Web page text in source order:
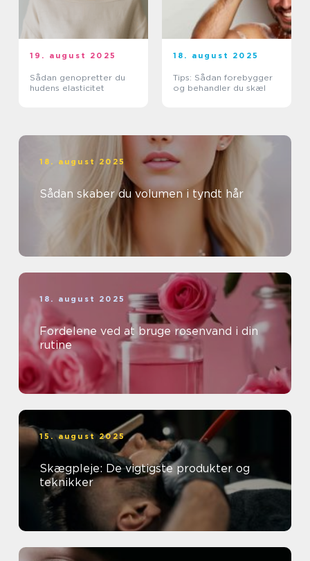
19. august 2025
Sådan genopretter du
hudens elasticitet
18. august 2025
Tips: Sådan forebygger
og behandler du skæl
18. august 2025
Sådan skaber du volumen i tyndt hår
18. august 2025
Fordelene ved at bruge rosenvand i din
rutine
15. august 2025
Skægpleje: De vigtigste produkter og
teknikker